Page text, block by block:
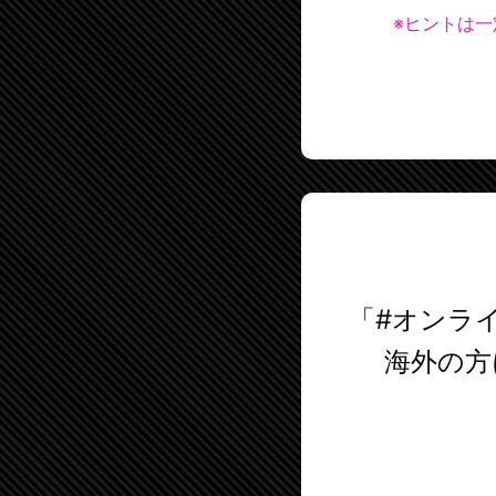
※ヒントは
「#オンラ
海外の